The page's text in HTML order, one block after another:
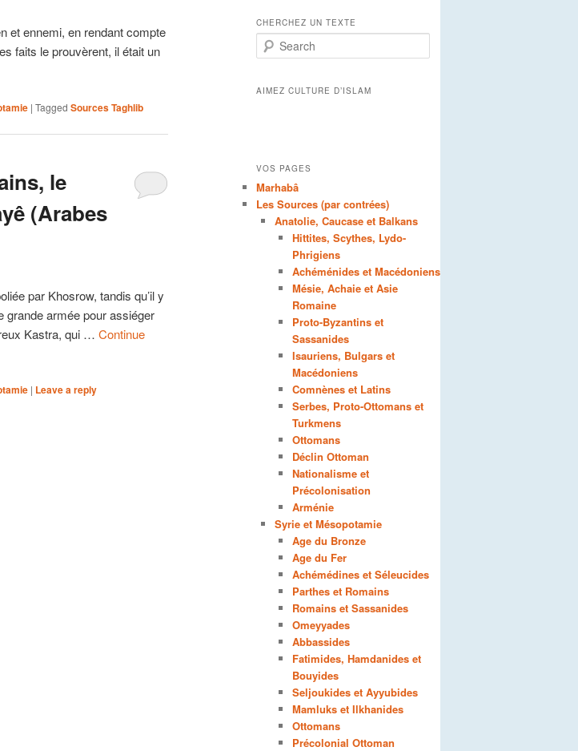
et ennemi, en rendant compte
faits le prouvèrent, il était un
| Tagged Sources Taghlib
le
(Arabes
par Khosrow, tandis qu’il y
armée pour assiéger
Kastra, qui … Continue
| Leave a reply
CHERCHEZ UN TEXTE
Search
AIMEZ CULTURE D’ISLAM
VOS PAGES
Marhabâ
Les Sources (par contrées)
Anatolie, Caucase et Balkans
Hittites, Scythes, Lydo-
Phrigiens
Achéménides et Macédoniens
Mésie, Achaie et Asie
Romaine
Proto-Byzantins et
Sassanides
Isauriens, Bulgars et
Macédoniens
Comnènes et Latins
Serbes, Proto-Ottomans et
Turkmens
Ottomans
Déclin Ottoman
Nationalisme et
Précolonisation
Arménie
Syrie et Mésopotamie
Age du Bronze
Age du Fer
Achémédines et Séleucides
Parthes et Romains
Romains et Sassanides
Omeyyades
Abbassides
Fatimides, Hamdanides et
Bouyides
Seljoukides et Ayyubides
Mamluks et Ilkhanides
Ottomans
Précolonial Ottoman